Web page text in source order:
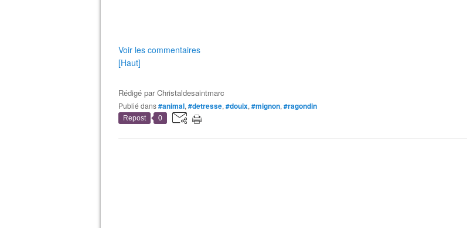
Voir les commentaires
[Haut]
Rédigé parChristaldesaintmarc
Publié dans#animal, #detresse, #douix, #mignon, #ragondin
Repost 0